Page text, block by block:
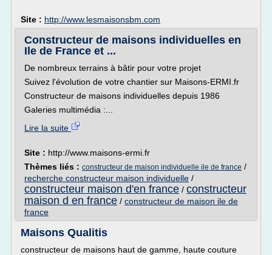
Site : http://www.lesmaisonsbm.com
Constructeur de maisons individuelles en
Ile de France et ...
De nombreux terrains à bâtir pour votre projet
Suivez l'évolution de votre chantier sur Maisons-ERMI.fr
Constructeur de maisons individuelles depuis 1986
Galeries multimédia :...
Lire la suite
Site : http://www.maisons-ermi.fr
Thèmes liés : constructeur de maison individuelle ile de france /
recherche constructeur maison individuelle /
constructeur maison d'en france / constructeur
maison d en france / constructeur de maison ile de
france
Maisons Qualitis
constructeur de maisons haut de gamme, haute couture